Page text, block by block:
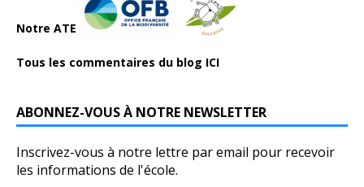
Notre ATE
Tous les commentaires du blog ICI
ABONNEZ-VOUS À NOTRE NEWSLETTER
Inscrivez-vous à notre lettre par email pour recevoir
les informations de l'école.